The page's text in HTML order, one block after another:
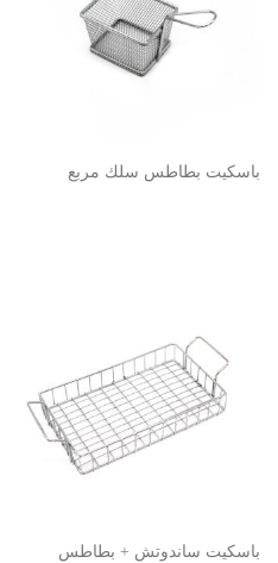
باسكيت بطاطس سلك مربع
باسكيت ساندوتش + بطاطس